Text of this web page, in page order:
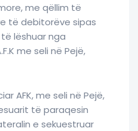
me qëllim të
të debitorëve sipas
lëshuar nga
me seli në Pejë,
AFK, me seli në Pejë,
të paraqesin
e sekuestruar